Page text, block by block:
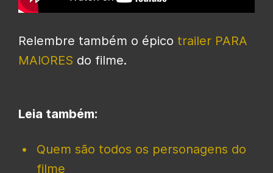
Relembre também o épico trailer PARA
MAIORES do filme.
Leia também:
Quem são todos os personagens do
filme